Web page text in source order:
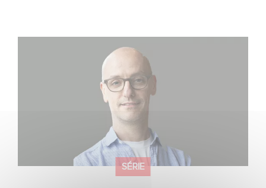
SÉRIE
Gaumont USA acquiert OPUS, une enquête sur la chute